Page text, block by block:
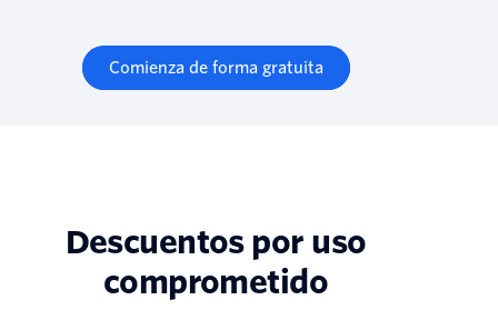
Comienza de forma gratuita
Descuentos por uso
comprometido